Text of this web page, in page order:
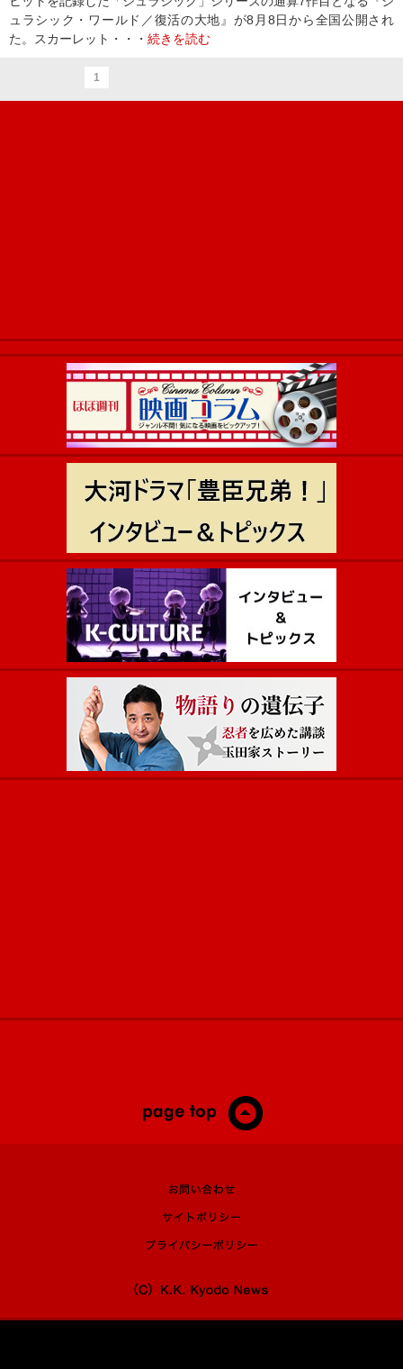
ュラシック・ワールド／復活の大地』が8月8日から全国公開され
た。スカーレット・・・ 続きを読む
1